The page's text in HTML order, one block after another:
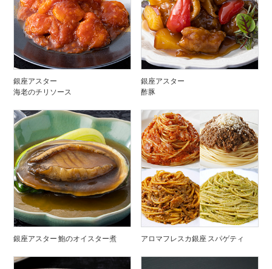
銀座アスター
海老のチリソース
銀座アスター
酢豚
銀座アスター 鮑のオイスター煮 アロマフレスカ銀座 スパゲティ